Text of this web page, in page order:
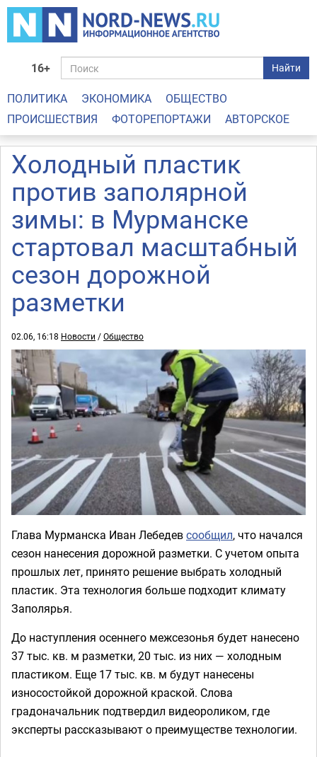
16+ Найти
ПОЛИТИКА ЭКОНОМИКА
ОБЩЕСТВО
ПРОИСШЕСТВИЯ
ФОТОРЕПОРТАЖИ АВТОРСКОЕ
Холодный пластик
против заполярной
зимы: в Мурманске
стартовал масштабный
сезон дорожной
разметки
02.06, 16:18 Новости /Общество
Глава Мурманска Иван Лебедевсообщил, что начался
сезон нанесения дорожной разметки. С учетом опыта
прошлых лет, принято решение выбрать холодный
пластик. Эта технология больше подходит климату
Заполярья.
До наступления осеннего межсезонья будет нанесено
37 тыс. кв. м разметки, 20 тыс. из них — холодным
пластиком. Еще 17 тыс. кв. м будут нанесены
износостойкой дорожной краской. Слова
градоначальник подтвердил видеороликом, где
эксперты рассказывают о преимуществе технологии.